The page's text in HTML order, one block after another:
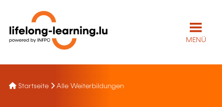
MENÜ
Startseite Alle Weiterbildungen